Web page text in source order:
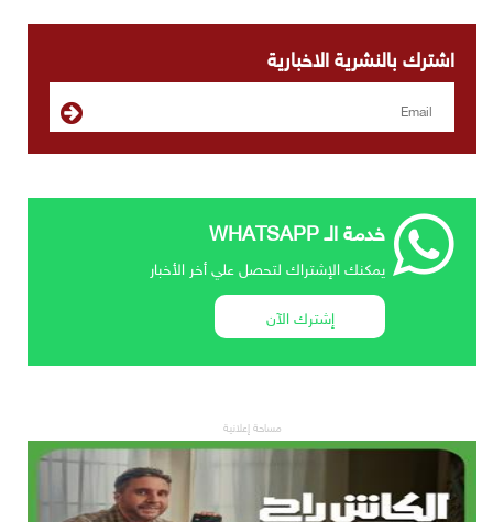
اشترك بالنشرية الاخبارية
خدمة الـ WHATSAPP
يمكنك الإشتراك لتحصل علي أخر الأخبار
إشترك الآن
مساحة إعلانية